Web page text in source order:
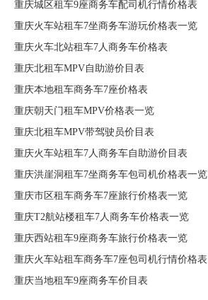
重庆城区租车9座商务车配司机行情价格表
重庆火车站租车7坐商务车游玩价格表一览
重庆火车北站租车7人商务车价格表
重庆北租车MPV自助游价目表
重庆本地租车商务车7座价格表
重庆朝天门租车MPV价格表一览
重庆北租车MPV带驾驶员价目表
重庆火车站租车7人商务车自助游价目表
重庆洪崖洞租车7坐商务车包司机价格表一览
重庆市区租车商务车7座旅行价格表一览
重庆T2航站楼租车7人商务车价格表一览
重庆西站租车9座商务车旅行价格表一览
重庆火车站租车商务车7座包司机行情价格表
重庆当地租车9座商务车价目表